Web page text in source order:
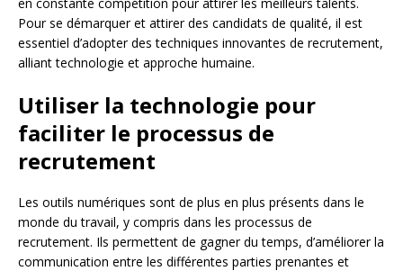
Pour se démarquer et attirer des candidats de qualité, il est
essentiel d’adopter des techniques innovantes de recrutement,
alliant technologie et approche humaine.
Utiliser la technologie pour
faciliter le processus de
recrutement
Les outils numériques sont de plus en plus présents dans le
monde du travail, y compris dans les processus de
recrutement. Ils permettent de gagner du temps, d’améliorer la
communication entre les différentes parties prenantes et